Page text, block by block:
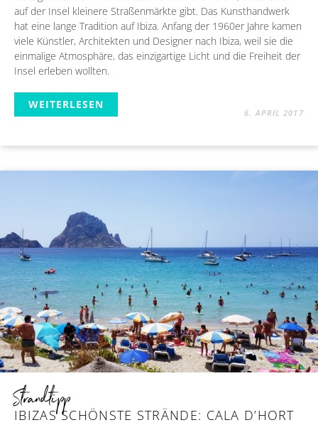
auf der Insel kleinere Straßenmärkte gibt. Das Kunsthandwerk
hat eine lange Tradition auf Ibiza. Anfang der 1960er Jahre kamen
viele Künstler, Architekten und Designer nach Ibiza, weil sie die
einmalige Atmosphäre, das einzigartige Licht und die Freiheit der
Insel erleben wollten.
WEITERLESEN
6. APRIL 2017
Strandtipp
IBIZAS SCHÖNSTE STRÄNDE: CALA D’HORT